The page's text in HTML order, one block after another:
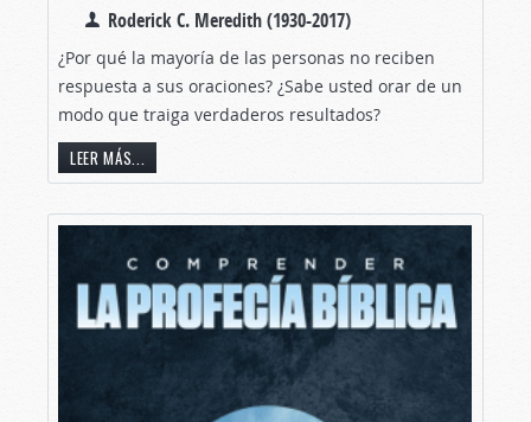
Roderick C. Meredith (1930-2017)
¿Por qué la mayoría de las personas no reciben
respuesta a sus oraciones? ¿Sabe usted orar de un
modo que traiga verdaderos resultados?
LEER MÁS...